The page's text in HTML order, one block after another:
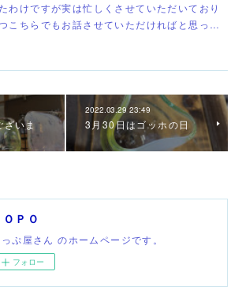
わけですが実は忙しくさせていただいており
こちらでもお話させていただければと思っ…
ざいま
2022.03.29 23:49
3月30日はゴッホの日
ＯＰＯ
っぷ屋さん のホームページです。
フォロー